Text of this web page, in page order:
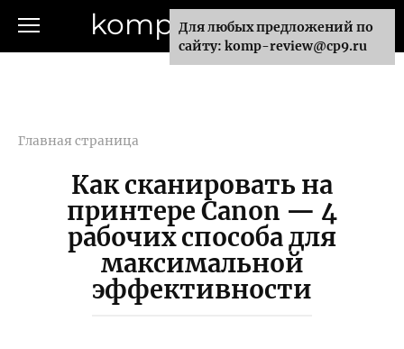
контенту
komp-review.ru
Главная страница
Как сканировать на
принтере Canon — 4
рабочих способа для
максимальной
эффективности
Для любых предложений по
сайту: komp-review@cp9.ru